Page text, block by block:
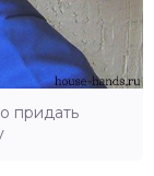
придать